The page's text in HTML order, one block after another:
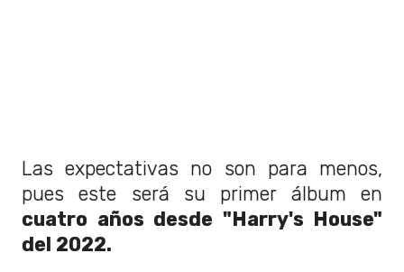
Las expectativas no son para menos,
pues este será su primer álbum en
cuatro años desde "Harry's House"
del 2022.